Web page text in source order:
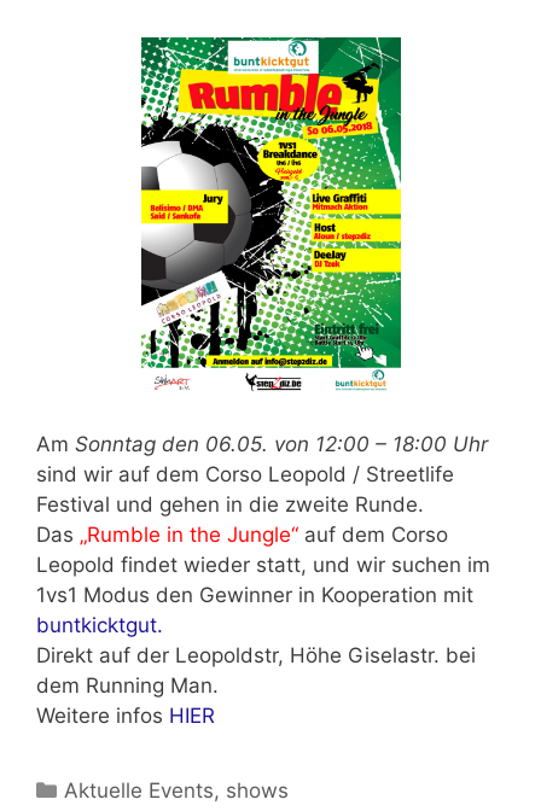
Am Sonntag den 06.05. von 12:00 – 18:00 Uhr
sind wir auf dem Corso Leopold / Streetlife
Festival und gehen in die zweite Runde.
Das „Rumble in the Jungle“ auf dem Corso
Leopold findet wieder statt, und wir suchen im
1vs1 Modus den Gewinner in Kooperation mit
buntkicktgut.
Direkt auf der Leopoldstr, Höhe Giselastr. bei
dem Running Man.
Weitere infos HIER
Kategorien
Aktuelle Events, shows